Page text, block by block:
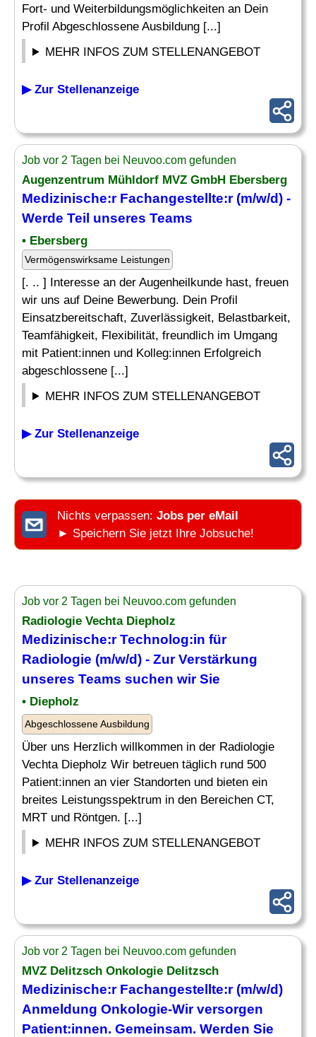
Fort- und Weiterbildungsmöglichkeiten an Dein
Profil Abgeschlossene Ausbildung [...]
MEHR INFOS ZUM STELLENANGEBOT
▶ Zur Stellenanzeige
Job vor 2 Tagen bei Neuvoo.com gefunden
Augenzentrum Mühldorf MVZ GmbH Ebersberg
Medizinische:r Fachangestellte:r (m/w/d) -
Werde Teil unseres Teams
• Ebersberg
Vermögenswirksame Leistungen
[. .. ] Interesse an der Augenheilkunde hast, freuen
wir uns auf Deine Bewerbung. Dein Profil
Einsatzbereitschaft, Zuverlässigkeit, Belastbarkeit,
Teamfähigkeit, Flexibilität, freundlich im Umgang
mit Patient:innen und Kolleg:innen Erfolgreich
abgeschlossene [...]
MEHR INFOS ZUM STELLENANGEBOT
▶ Zur Stellenanzeige
Nichts verpassen: Jobs per eMail
► Speichern Sie jetzt Ihre Jobsuche!
Job vor 2 Tagen bei Neuvoo.com gefunden
Radiologie Vechta Diepholz
Medizinische:r Technolog:in für
Radiologie (m/w/d) - Zur Verstärkung
unseres Teams suchen wir Sie
• Diepholz
Abgeschlossene Ausbildung
Über uns Herzlich willkommen in der Radiologie
Vechta Diepholz Wir betreuen täglich rund 500
Patient:innen an vier Standorten und bieten ein
breites Leistungsspektrum in den Bereichen CT,
MRT und Röntgen. [...]
MEHR INFOS ZUM STELLENANGEBOT
▶ Zur Stellenanzeige
Job vor 2 Tagen bei Neuvoo.com gefunden
MVZ Delitzsch Onkologie Delitzsch
Medizinische:r Fachangestellte:r (m/w/d)
Anmeldung Onkologie-Wir versorgen
Patient:innen. Gemeinsam. Werden Sie